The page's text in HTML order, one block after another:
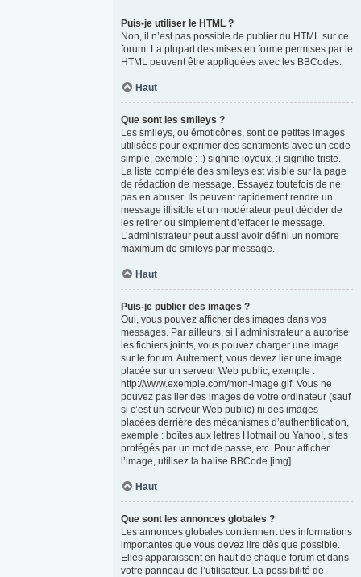
Puis-je utiliser le HTML ?
Non, il n’est pas possible de publier du HTML sur ce
forum. La plupart des mises en forme permises par le
HTML peuvent être appliquées avec les BBCodes.
Haut
Que sont les smileys ?
Les smileys, ou émoticônes, sont de petites images
utilisées pour exprimer des sentiments avec un code
simple, exemple : :) signifie joyeux, :( signifie triste.
La liste complète des smileys est visible sur la page
de rédaction de message. Essayez toutefois de ne
pas en abuser. Ils peuvent rapidement rendre un
message illisible et un modérateur peut décider de
les retirer ou simplement d’effacer le message.
L’administrateur peut aussi avoir défini un nombre
maximum de smileys par message.
Haut
Puis-je publier des images ?
Oui, vous pouvez afficher des images dans vos
messages. Par ailleurs, si l’administrateur a autorisé
les fichiers joints, vous pouvez charger une image
sur le forum. Autrement, vous devez lier une image
placée sur un serveur Web public, exemple :
http://www.exemple.com/mon-image.gif. Vous ne
pouvez pas lier des images de votre ordinateur (sauf
si c’est un serveur Web public) ni des images
placées derrière des mécanismes d’authentification,
exemple : boîtes aux lettres Hotmail ou Yahoo!, sites
protégés par un mot de passe, etc. Pour afficher
l’image, utilisez la balise BBCode [img].
Haut
Que sont les annonces globales ?
Les annonces globales contiennent des informations
importantes que vous devez lire dès que possible.
Elles apparaissent en haut de chaque forum et dans
votre panneau de l’utilisateur. La possibilité de